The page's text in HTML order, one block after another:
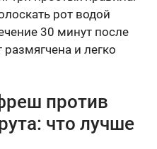
рот водой
30 минут после
и легко
против
что лучше